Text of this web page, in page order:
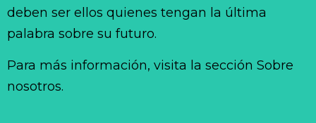
deben ser ellos quienes tengan la última
palabra sobre su futuro.
Para más información, visita la sección Sobre
nosotros.